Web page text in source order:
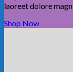
laoreet dolore
Shop Now